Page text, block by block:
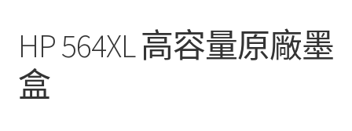
HP 564XL 高容量原廠墨
盒